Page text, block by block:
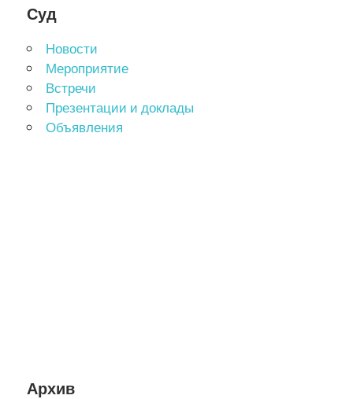
Суд
Новости
Мероприятие
Встречи
Презентации и доклады
Объявления
Архив